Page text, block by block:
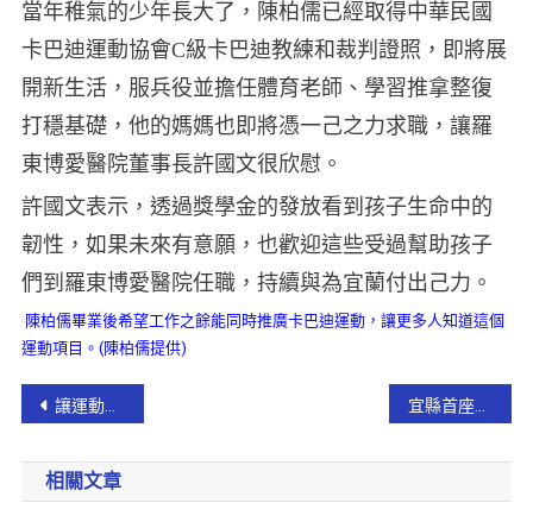
當年稚氣的少年長大了，陳柏儒已經取得中華民國
卡巴迪運動協會C級卡巴迪教練和裁判證照，即將展
開新生活，服兵役並擔任體育老師、學習推拿整復
打穩基礎，他的媽媽也即將憑一己之力求職，讓羅
東博愛醫院董事長許國文很欣慰。
許國文表示，透過獎學金的發放看到孩子生命中的
韌性，如果未來有意願，也歡迎這些受過幫助孩子
們到羅東博愛醫院任職，持續與為宜蘭付出己力。
陳柏儒畢業後希望工作之餘能同時推廣卡巴迪運動，讓更多人知道這個
運動項目。(陳柏儒提供)
讓運動安全有保障 宜蘭縣制定無動力飛行運動管理條例
相關文章